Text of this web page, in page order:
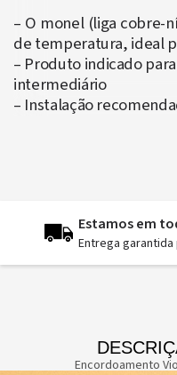
– O monel (liga cobre-
de temperatura, ideal
– Produto indicado
intermediário
– Instalação
Estamos em
Entrega
Encordoamento